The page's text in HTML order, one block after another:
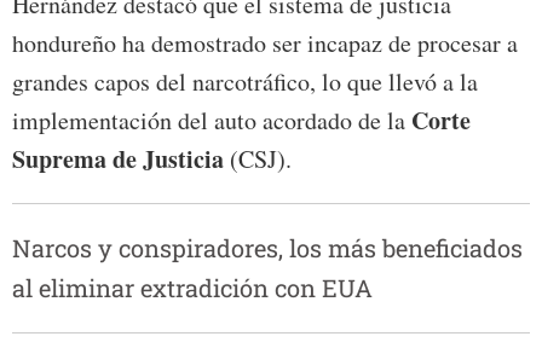
hondureño ha demostrado ser incapaz de procesar a
grandes capos del narcotráfico, lo que llevó a la
implementación del auto acordado de la Corte
Suprema de Justicia (CSJ).
Narcos y conspiradores, los más beneficiados
al eliminar extradición con EUA